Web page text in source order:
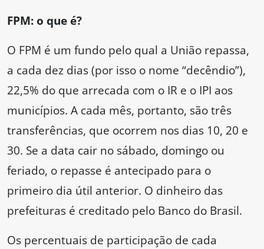
FPM: o que é?
O FPM é um fundo pelo qual a União repassa,
a cada dez dias (por isso o nome “decêndio”),
22,5% do que arrecada com o IR e o IPI aos
municípios. A cada mês, portanto, são três
transferências, que ocorrem nos dias 10, 20 e
30. Se a data cair no sábado, domingo ou
feriado, o repasse é antecipado para o
primeiro dia útil anterior. O dinheiro das
prefeituras é creditado pelo Banco do Brasil.
Os percentuais de participação de cada